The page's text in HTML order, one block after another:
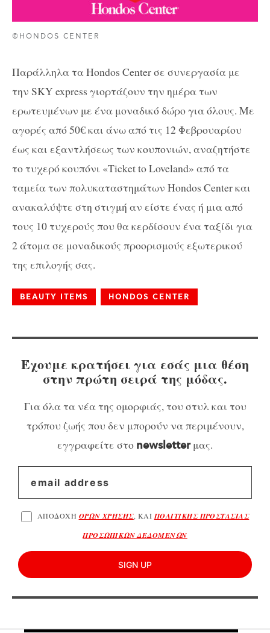
©HONDOS CENTER
Παράλληλα τα Hondos Center σε συνεργασία με
την SKY express γιορτάζουν την ημέρα των
ερωτευμένων με ένα μοναδικό δώρο για όλους. Με
αγορές από 50€ και άνω από τις 12 Φεβρουαρίου
έως και εξαντλήσεως των κουπονιών, αναζητήστε
το τυχερό κουπόνι «Ticket to Loveland» από τα
ταμεία των πολυκαταστημάτων Hondos Center και
ανακαλύψτε στη στιγμή αν είστε ένας ή μια από
τους 10 τυχερούς που θα κερδίσουν ένα ταξίδι για
2 άτομα σε μοναδικούς προορισμούς εξωτερικού
της επιλογής σας.
BEAUTY ITEMS HONDOS CENTER
Έχουμε κρατήσει για εσάς μια θέση
στην πρώτη σειρά της μόδας.
Για όλα τα νέα της ομορφιάς, του στυλ και του
τρόπου ζωής που δεν μπορούν να περιμένουν,
εγγραφείτε στο newsletterμας.
ΑΠΟΔΟΧΗ ΟΡΩΝ ΧΡΗΣΗΣ, ΚΑΙ ΠΟΛΙΤΙΚΗΣ ΠΡΟΣΤΑΣΙΑΣ
ΠΡΟΣΩΠΙΚΩΝ ΔΕΔΟΜΕΝΩΝ
SIGN UP